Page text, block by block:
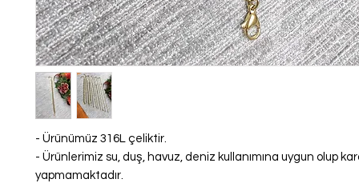
- Ürünümüz 316L çeliktir.
- Ürünlerimiz su, duş, havuz, deniz kullanımına uygun olup
yapmamaktadır.